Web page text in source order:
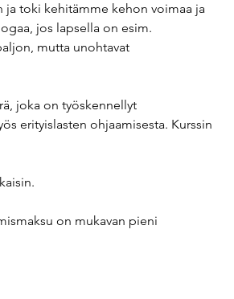
ja toki kehitämme kehon voimaa ja
jos lapsella on esim.
mutta unohtavat
joka on työskennellyt
erityislasten ohjaamisesta. Kurssin
on mukavan pieni